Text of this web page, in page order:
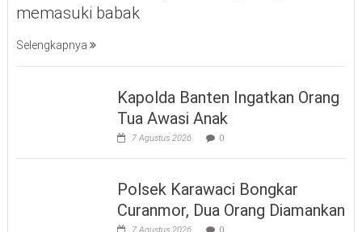
memasuki babak
Selengkapnya
Kapolda Banten Ingatkan Orang
Tua Awasi Anak
7 Agustus 2026 0
Polsek Karawaci Bongkar
Curanmor, Dua Orang Diamankan